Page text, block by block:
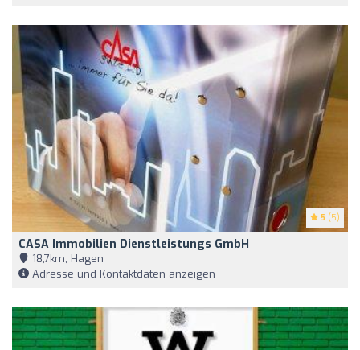
5 (5)
CASA Immobilien Dienstleistungs GmbH
18,7km, Hagen
Adresse und Kontaktdaten anzeigen